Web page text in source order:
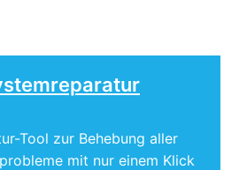
Tool zur Behebung aller
mit nur einem Klick